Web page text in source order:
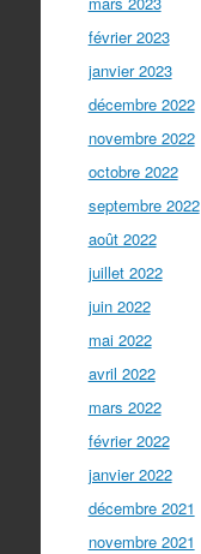
février 2023
janvier 2023
décembre 2022
novembre 2022
octobre 2022
septembre 2022
août 2022
juillet 2022
juin 2022
mai 2022
avril 2022
mars 2022
février 2022
janvier 2022
décembre 2021
novembre 2021